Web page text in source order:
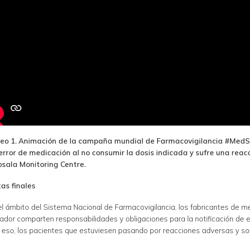
1. Animación de la campaña mundial de Farmacovigilancia
de medicación al no consumir la dosis indicada y sufre una
Monitoring Centre.
finales
ámbito del Sistema Nacional de Farmacovigilancia, los fabricantes de
comparten responsabilidades y obligaciones para la notificación de
eso, los pacientes que estuviesen pasando por reacciones adversas y